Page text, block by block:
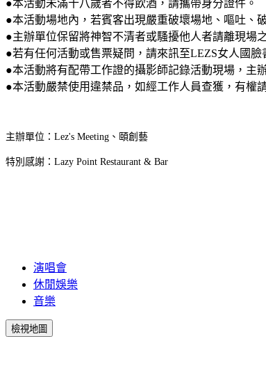
●本活動未滿十八歲者不得飲酒，請攜帶身分證件。
●本活動場地內，若賓客出現嚴重破壞場地、嘔吐、
●主辦單位保留將神智不清者或騷擾他人者請離現場
●若有任何活動或售票疑問，請來訊至LEZS女人國臉
●本活動將有配帶工作證的攝影師記錄活動現場，主
●本活動嚴禁使用違禁品，如經工作人員查獲，有權
主辦單位：Lez's Meeting、頤創藝
特別感謝：Lazy Point Restaurant & Bar
演唱會
休閒娛樂
音樂
檢視地圖